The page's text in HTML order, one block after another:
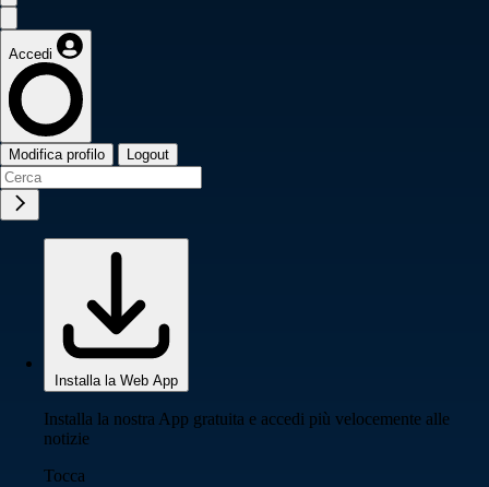
Accedi
Modifica profilo Logout
Installa la Web App
Installa la nostra App gratuita e accedi più velocemente alle
notizie
Tocca